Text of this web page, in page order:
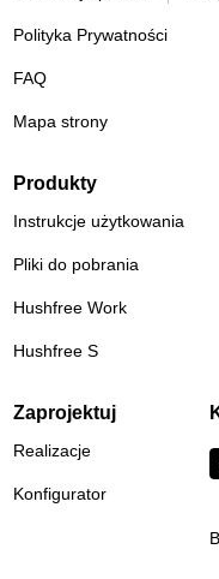
Polityka Prywatności
FAQ
Mapa strony
Produkty
Instrukcje użytkowania
Pliki do pobrania
Hushfree Work
Hushfree S
Zaprojektuj
Realizacje
Konfigurator